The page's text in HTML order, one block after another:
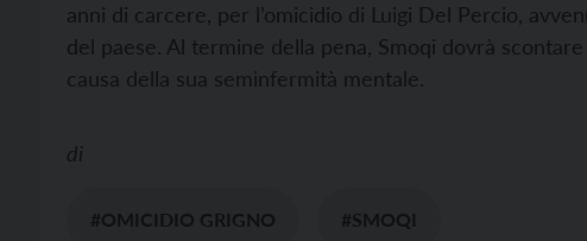
anni di carcere, per l’omicidio di Luigi Del Percio,
del paese. Al termine della pena, Smoqi dovrà
causa della sua seminfermità mentale.
di
#OMICIDIO GRIGNO #SMOQI